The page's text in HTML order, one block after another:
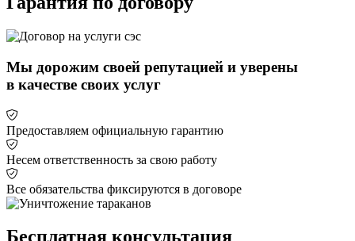
Мы дорожим своей репутацией и уверены
в качестве своих услуг
Предоставляем официальную гарантию
Несем ответственность за свою работу
Все обязательства фиксируются в договоре
Бесплатная консультация